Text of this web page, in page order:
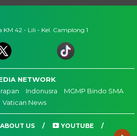
KM 42 - Lili - Kel. Camplong 1
NETWORK
Indonusra
MGMP Bindo SMA
Vatican News
ABOUT US YOUTUBE